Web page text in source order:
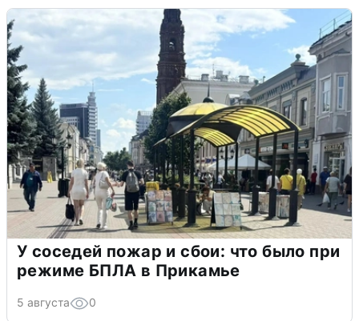
У соседей пожар и сбои: что было при
режиме БПЛА в Прикамье
5 августа 0